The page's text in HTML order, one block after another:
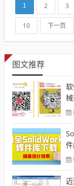
1 2 3
10 下一页
图文推荐